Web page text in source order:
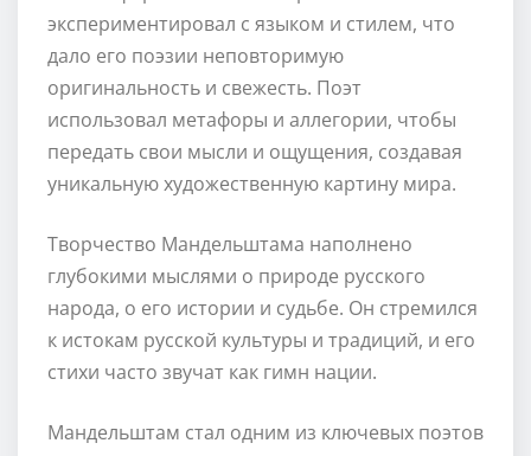
экспериментировал с языком и стилем, что
дало его поэзии неповторимую
оригинальность и свежесть. Поэт
использовал метафоры и аллегории, чтобы
передать свои мысли и ощущения, создавая
уникальную художественную картину мира.
Творчество Мандельштама наполнено
глубокими мыслями о природе русского
народа, о его истории и судьбе. Он стремился
к истокам русской культуры и традиций, и его
стихи часто звучат как гимн нации.
Мандельштам стал одним из ключевых поэтов